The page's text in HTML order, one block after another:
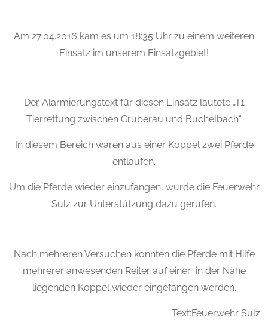
Am 27.04.2016 kam es um 18:35 Uhr zu einem weiteren
Einsatz im unserem Einsatzgebiet!
Der Alarmierungstext für diesen Einsatz lautete „T1
Tierrettung zwischen Gruberau und Buchelbach“
In diesem Bereich waren aus einer Koppel zwei Pferde
entlaufen.
Um die Pferde wieder einzufangen, wurde die Feuerwehr
Sulz zur Unterstützung dazu gerufen.
Nach mehreren Versuchen konnten die Pferde mit Hilfe
mehrerer anwesenden Reiter auf einer in der Nähe
liegenden Koppel wieder eingefangen werden.
Text:Feuerwehr Sulz